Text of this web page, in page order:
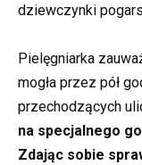
dziewczynki
Pielęgniarka
mogła przez pół
przechodzących
na specjalnego
Zdając sobie